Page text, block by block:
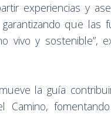
experiencias y
que las
vivo y sostenible”,
la guía
Camino,